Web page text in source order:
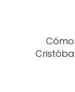
Cómo